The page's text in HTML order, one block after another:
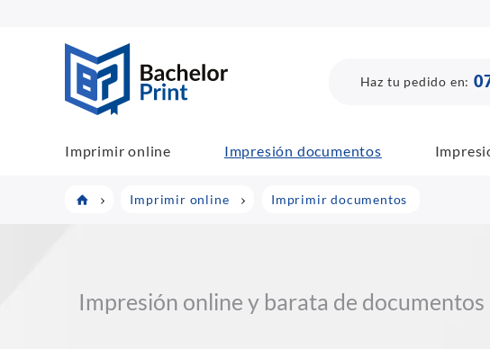
Haz tu pedido en:
Imprimir online Impresión documentos
Imprimir online Imprimir documentos
Impresión online y barata de documentos